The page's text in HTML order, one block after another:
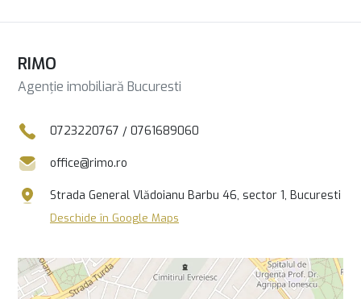
RIMO
Agenție imobiliară Bucuresti
0723220767 / 0761689060
office@rimo.ro
Strada General Vlădoianu Barbu 46, sector 1, Bucuresti
Deschide în Google Maps